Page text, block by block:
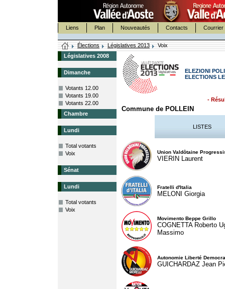
Liens Plan Nouveautés Contacts Courrier
Élections Législatives 2013
Voix
Législatives 2008
Dimanche
Votants 12.00
Votants 19.00
Votants 22.00
Chambre
Lundi
Total votants
Voix
Sénat
Lundi
Total votants
Voix
ELEZIONI
ELECTIONS
-
Commune de POLLEIN
LISTES
Union Valdôtaine
VIERIN Laurent
Fratelli d'Italia
MELONI Giorgia
Movimento Beppe Grillo
COGNETTA Roberto
Massimo
Autonomie Liberté
GUICHARDAZ Jean